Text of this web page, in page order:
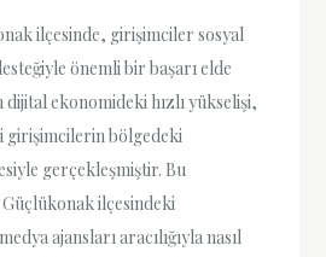
ilçesinde, girişimciler sosyal
önemli bir başarı elde
ekonomideki hızlı yükselişi,
girişimcilerin bölgedeki
gerçekleşmiştir. Bu
ilçesindeki
ajansları aracılığıyla nasıl